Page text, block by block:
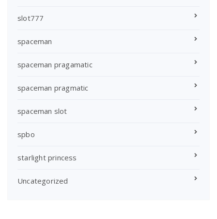
slot777
spaceman
spaceman pragamatic
spaceman pragmatic
spaceman slot
spbo
starlight princess
Uncategorized